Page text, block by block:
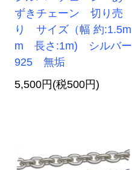
ずきチェーン 切り売
り サイズ（幅 約:1.5m
m 長さ:1m) シルバー
925 無垢
5,500円(税500円)